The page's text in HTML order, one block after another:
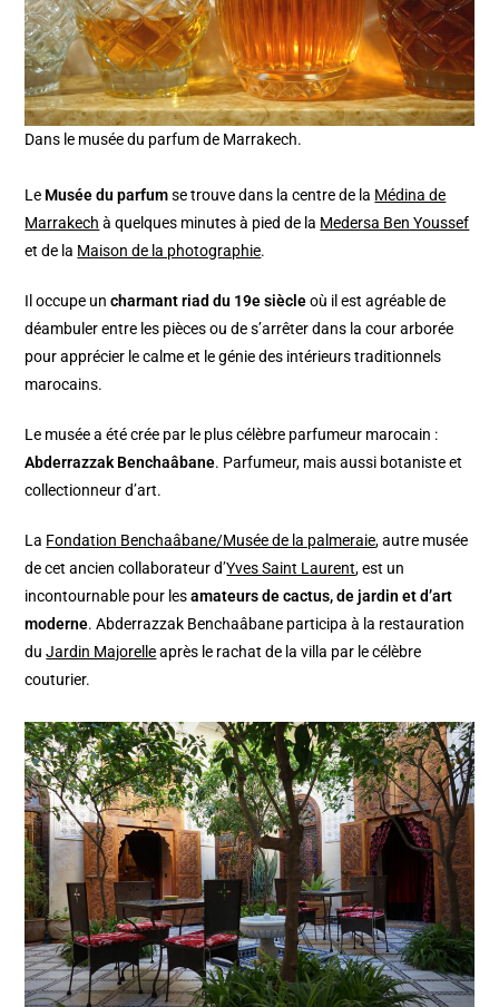
Dans le musée du parfum de Marrakech.
Le Musée du parfumse trouve dans la centre de la Médina de
Marrakech à quelques minutes à pied de la Medersa Ben Youssef
et de la Maison de la photographie.
Il occupe uncharmant riad du 19e siècleoù il est agréable de
déambuler entre les pièces ou de s’arrêter dans la cour arborée
pour apprécier le calme et le génie des intérieurs traditionnels
marocains.
Le musée a été crée par le plus célèbre parfumeur marocain :
Abderrazzak Benchaâbane. Parfumeur, mais aussi botaniste et
collectionneur d’art.
La Fondation Benchaâbane/Musée de la palmeraie, autre musée
de cet ancien collaborateur d’Yves Saint Laurent, est un
incontournable pour lesamateurs de cactus, de jardin et d’art
moderne. Abderrazzak Benchaâbane participa à la restauration
duJardin Majorelleaprès le rachat de la villa par le célèbre
couturier.